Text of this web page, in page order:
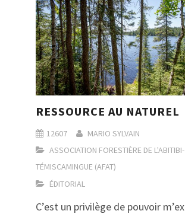
RESSOURCE AU NATUREL
12607
MARIO SYLVAIN
ASSOCIATION FORESTIÈRE DE L'ABITIBI-
TÉMISCAMINGUE (AFAT)
ÉDITORIAL
C’est un privilège de pouvoir